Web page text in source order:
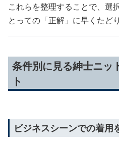
これらを整理することで、選
とっての「正解」に早くたど
条件別に見る紳士ニッ
ト
ビジネスシーンでの着用